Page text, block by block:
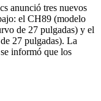
anunció tres nuevos
el CH89 (modelo
de 27 pulgadas) y el
27 pulgadas). La
informó que los